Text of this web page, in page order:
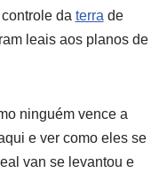
da terra de
leais aos planos de
ninguém vence a
e ver como eles se
van se levantou e